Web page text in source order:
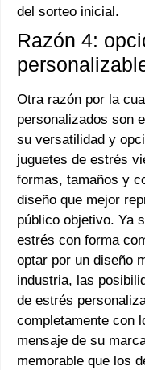
del sorteo inicial.
Razón 4:
Otra razón por la
personalizados son
su versatilidad y
juguetes de estrés
formas, tamaños y
diseño que mejor
público objetivo. Ya
estrés con forma
optar por un diseño
industria, las
de estrés
completamente con
mensaje de su
memorable que los